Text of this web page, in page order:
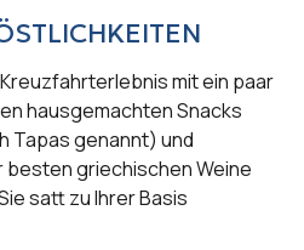
mit ein paar
hausgemachten Snacks
Tapas genannt) und
besten griechischen Weine
satt zu Ihrer Basis